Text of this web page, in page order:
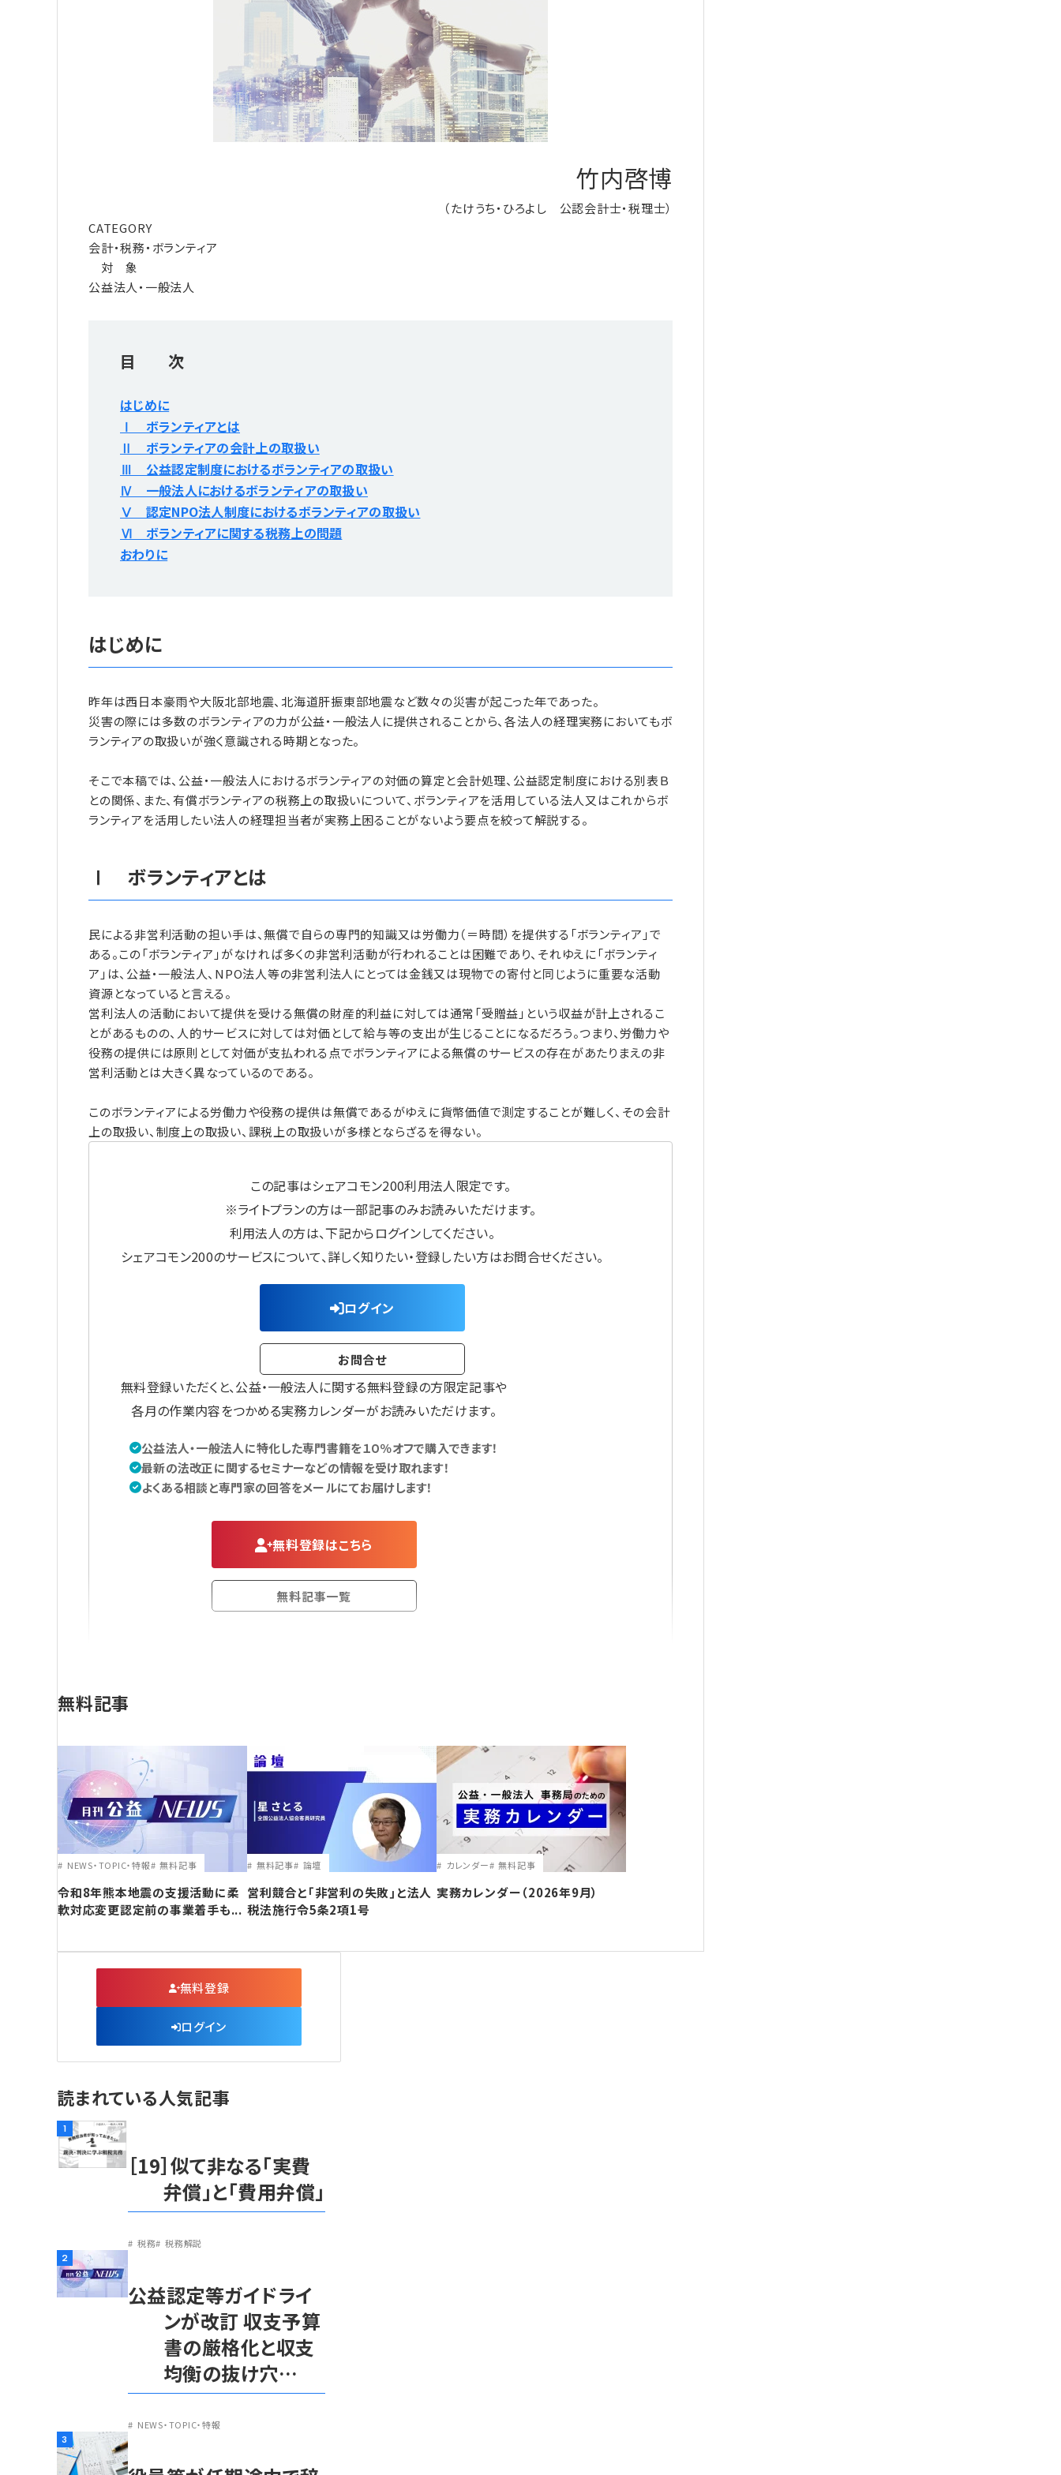
竹内啓博
（たけうち・ひろよし 公認会計士・税理士）
CATEGORY
会計・税務・ボランティア
対 象
公益法人・一般法人
目 次
はじめに
Ⅰ ボランティアとは
Ⅱ ボランティアの会計上の取扱い
Ⅲ 公益認定制度におけるボランティアの取扱い
Ⅳ 一般法人におけるボランティアの取扱い
Ⅴ 認定NPO法人制度におけるボランティアの取扱い
Ⅵ ボランティアに関する税務上の問題
おわりに
はじめに
昨年は西日本豪雨や大阪北部地震、北海道肝振東部地震など数々の災害が起こった年であった。
災害の際には多数のボランティアの力が公益・一般法人に提供されることから、各法人の経理実務においてもボ
ランティアの取扱いが強く意識される時期となった。
そこで本稿では、公益・一般法人におけるボランティアの対価の算定と会計処理、公益認定制度における別表Ｂ
との関係、また、有償ボランティアの税務上の取扱いについて、ボランティアを活用している法人又はこれからボ
ランティアを活用したい法人の経理担当者が実務上困ることがないよう要点を絞って解説する。
Ⅰ ボランティアとは
民による非営利活動の担い手は、無償で自らの専門的知識又は労働力（＝時間）を提供する「ボランティア」で
ある。この「ボランティア」がなければ多くの非営利活動が行われることは困難であり、それゆえに「ボランティ
ア」は、公益・一般法人、NPO法人等の非営利法人にとっては金銭又は現物での寄付と同じように重要な活動
資源となっていると言える。
営利法人の活動において提供を受ける無償の財産的利益に対しては通常「受贈益」という収益が計上されるこ
とがあるものの、人的サービスに対しては対価として給与等の支出が生じることになるだろう。つまり、労働力や
役務の提供には原則として対価が支払われる点でボランティアによる無償のサービスの存在があたりまえの非
営利活動とは大きく異なっているのである。
このボランティアによる労働力や役務の提供は無償であるがゆえに貨幣価値で測定することが難しく、その会計
上の取扱い、制度上の取扱い、課税上の取扱いが多様とならざるを得ない。
この記事はシェアコモン200利用法人限定です。
※ライトプランの方は一部記事のみお読みいただけます。
利用法人の方は、下記からログインしてください。
シェアコモン200のサービスについて、詳しく知りたい・登録したい方はお問合せください。
ログイン
お問合せ
無料登録いただくと、公益・一般法人に関する無料登録の方限定記事や
各月の作業内容をつかめる実務カレンダーがお読みいただけます。
公益法人・一般法人に特化した専門書籍を１０％オフで購入できます！
最新の法改正に関するセミナーなどの情報を受け取れます！
よくある相談と専門家の回答をメールにてお届けします！
無料登録はこちら
無料記事一覧
無料記事
NEWS・TOPIC・特報 無料記事
令和8年熊本地震の支援活動に柔
軟対応変更認定前の事業着手も...
無料記事 論壇
営利競合と｢非営利の失敗｣と法人
税法施行令5条2項1号
カレンダー 無料記事
実務カレンダー（2026年9月）
無料登録
ログイン
読まれている人気記事
1
［19］似て非なる「実費
弁償」と「費用弁償」
税務 税務解説
2
公益認定等ガイドライ
ンが改訂 収支予算
書の厳格化と収支
均衡の抜け穴…
NEWS・TOPIC・特報
3